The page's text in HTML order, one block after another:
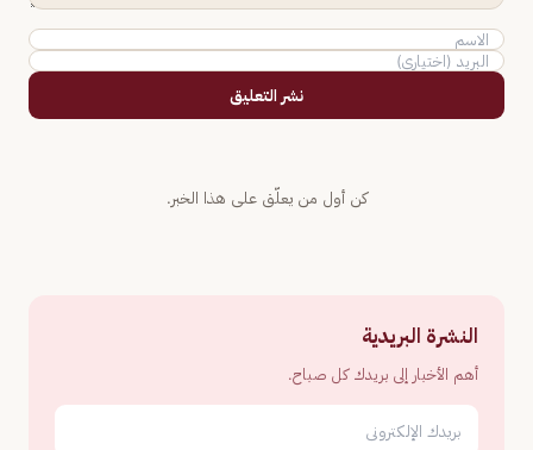
نشر التعليق
كن أول من يعلّق على هذا الخبر.
النشرة البريدية
أهم الأخبار إلى بريدك كل صباح.